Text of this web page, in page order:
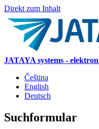
Direkt zum Inhalt
JATAYA systems -
Čeština
English
Deutsch
Suchformular